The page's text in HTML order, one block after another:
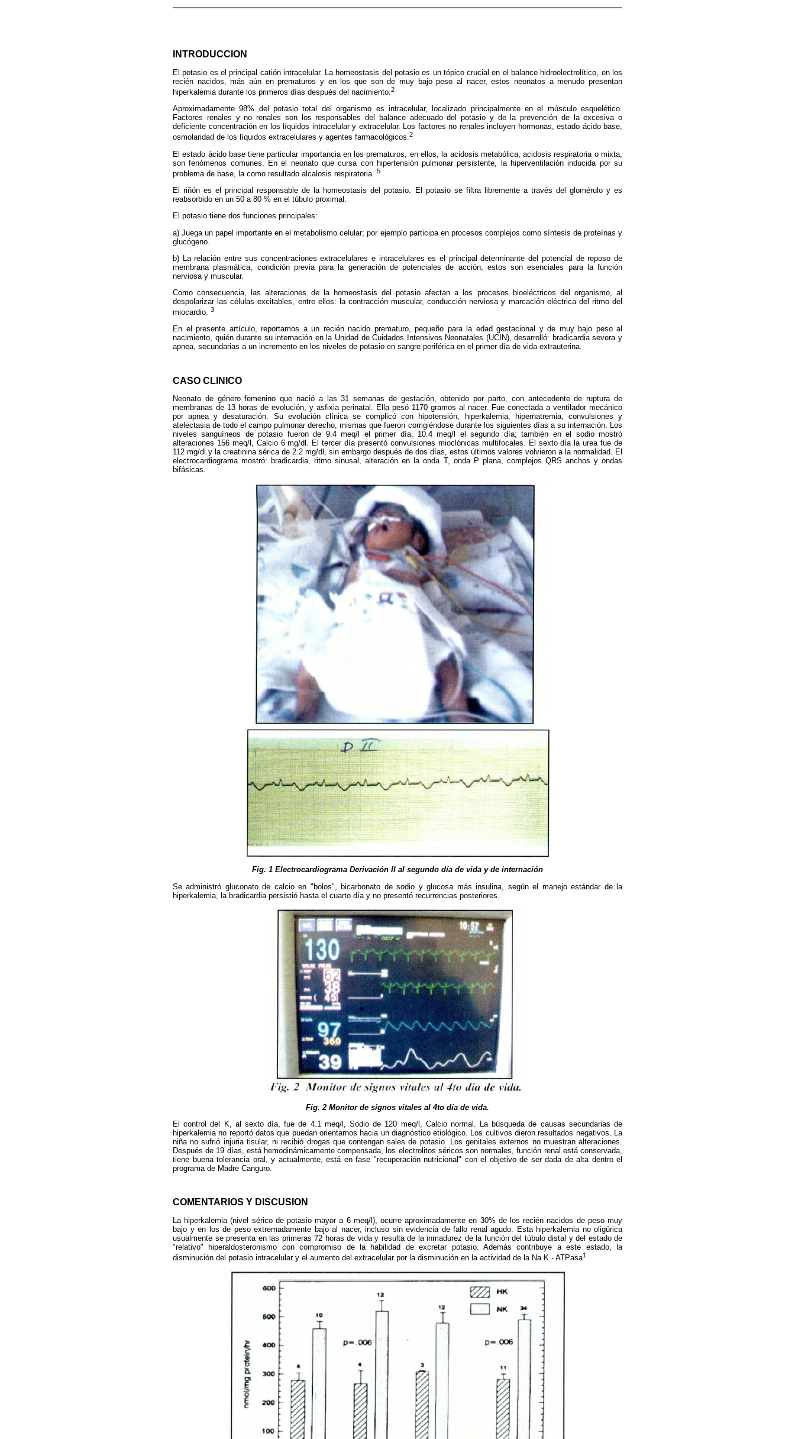
INTRODUCCION
El potasio es el principal catión intracelular. La homeostasis del potasio es un tópico crucial en el balance hidroelectrolítico, en los
recién nacidos, más aún en prematuros y en los que son de muy bajo peso al nacer, estos neonatos a menudo presentan
hiperkalemia durante los primeros días después del nacimiento. 2
Aproximadamente 98% del potasio total del organismo es intracelular, localizado principalmente en el músculo esquelético.
Factores renales y no renales son los responsables del balance adecuado del potasio y de la prevención de la excesiva o
deficiente concentración en los líquidos intracelular y extracelular. Los factores no renales incluyen hormonas, estado ácido base,
osmolaridad de los líquidos extracelulares y agentes farmacológicos.2
El estado ácido base tiene particular importancia en los prematuros, en ellos, la acidosis metabólica, acidosis respiratoria o mixta,
son fenómenos comunes. En el neonato que cursa con hipertensión pulmonar persistente, la hiperventilación inducida por su
problema de base, la como resultado alcalosis respiratoria.
5
El riñón es el principal responsable de la homeostasis del potasio. El potasio se filtra libremente a través del glomérulo y es
reabsorbido en un 50 a 80 % en el túbulo proximal.
El potasio tiene dos funciones principales:
a) Juega un papel importante en el metabolismo celular; por ejemplo participa en procesos complejos como síntesis de proteínas y
glucógeno.
b) La relación entre sus concentraciones extracelulares e intracelulares es el principal determinante del potencial de reposo de
membrana plasmática, condición previa para la generación de potenciales de acción; estos son esenciales para la función
nerviosa y muscular.
Como consecuencia, las alteraciones de la homeostasis del potasio afectan a los procesos bioeléctricos del organismo, al
despolarizar las células excitables, entre ellos: la contracción muscular, conducción nerviosa y marcación eléctrica del ritmo del
miocardio. 3
En el presente artículo, reportamos a un recién nacido prematuro, pequeño para la edad gestacional y de muy bajo peso al
nacimiento, quién durante su internación en la Unidad de Cuidados Intensivos Neonatales (UCIN), desarrolló: bradicardia severa y
apnea, secundarias a un incremento en los niveles de potasio en sangre periférica en el primer día de vida extrauterina.
CASO CLINICO
Neonato de género femenino que nació a las 31 semanas de gestación, obtenido por parto, con antecedente de ruptura de
membranas de 13 horas de evolución, y asfixia perinatal. Ella pesó 1170 gramos al nacer. Fue conectada a ventilador mecánico
por apnea y desaturación. Su evolución clínica se complicó con hipotensión, hiperkalemia, hipernatremia, convulsiones y
atelectasia de todo el campo pulmonar derecho, mismas que fueron corrigiéndose durante los siguientes días a su internación. Los
niveles sanguíneos de potasio fueron de 9.4 meq/l el primer día, 10.4 meq/l el segundo día; también en el sodio mostró
alteraciones 156 meq/l, Calcio 6 mg/dl. El tercer día presentó convulsiones mioclónicas multifocales. El sexto día la urea fue de
112 mg/dl y la creatinina sérica de 2.2 mg/dl, sin embargo después de dos días, estos últimos valores volvieron a la normalidad. El
electrocardiograma mostró: bradicardia, ritmo sinusal, alteración en la onda T, onda P plana, complejos QRS anchos y ondas
bifásicas.
Fig. 1 Electrocardiograma Derivación II al segundo día de vida y de internación
Se administró gluconato de calcio en "bolos", bicarbonato de sodio y glucosa más insulina, según el manejo estándar de la
hiperkalemia, la bradicardia persistió hasta el cuarto día y no presentó recurrencias posteriores.
Fig. 2 Monitor de signos vitales al 4to día de vida.
El control del K, al sexto día, fue de 4.1 meq/l, Sodio de 120 meq/l, Calcio normal. La búsqueda de causas secundarias de
hiperkalemia no reportó datos que puedan orientarnos hacia un diagnóstico etiológico. Los cultivos dieron resultados negativos. La
niña no sufrió injuria tisular, ni recibió drogas que contengan sales de potasio. Los genitales externos no muestran alteraciones.
Después de 19 días, está hemodinámicamente compensada, los electrolitos séricos son normales, función renal está conservada,
tiene buena tolerancia oral, y actualmente, está en fase "recuperación nutricional" con el objetivo de ser dada de alta dentro el
programa de Madre Canguro.
COMENTARIOS Y DISCUSION
La hiperkalemia (nivel sérico de potasio mayor a 6 meq/l), ocurre aproximadamente en 30% de los recién nacidos de peso muy
bajo y en los de peso extremadamente bajo al nacer, incluso sin evidencia de fallo renal agudo. Esta hiperkalemia no oligúrica
usualmente se presenta en las primeras 72 horas de vida y resulta de la inmadurez de la función del túbulo distal y del estado de
"relativo" hiperaldosteronismo con compromiso de la habilidad de excretar potasio. Además contribuye a este estado, la
disminución del potasio intracelular y el aumento del extracelular por la disminución en la actividad de la Na K - ATPasa1